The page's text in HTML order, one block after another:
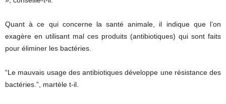
Quant à ce qui concerne la santé animale, il indique que l’on
exagère en utilisant mal ces produits (antibiotiques) qui sont faits
pour éliminer les bactéries.
“Le mauvais usage des antibiotiquesdéveloppe une résistance des
bactéries.”, martèle t-il.